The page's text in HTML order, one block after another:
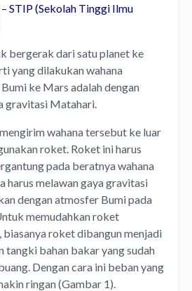
STIP (Sekolah Tinggi Ilmu
bergerak dari satu planet ke
yang dilakukan wahana
ke Mars adalah dengan
gravitasi Matahari.
wahana tersebut ke luar
roket. Roket ini harus
pada beratnya wahana
harus melawan gaya gravitasi
dengan atmosfer Bumi pada
memudahkan roket
biasanya roket dibangun menjadi
tangki bahan bakar yang sudah
Dengan cara ini beban yang
ringan (Gambar 1).